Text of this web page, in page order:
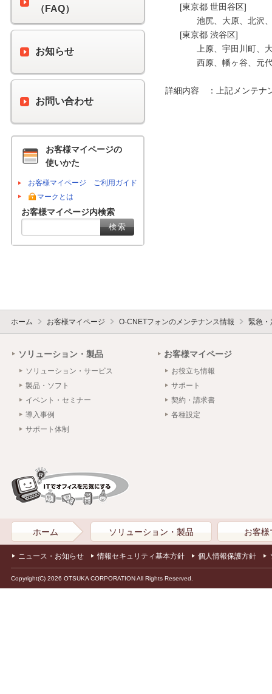
[東京都 世田谷区]
池尻、大原、北沢、
[東京都 渋谷区]
上原、宇田川町、大山
西原、幡ヶ谷、元代々
（FAQ）
お知らせ
お問い合わせ
お客様マイページの
使いかた
お客様マイページ ご利用ガイド
マークとは
お客様マイページ内検索
ホーム お客様マイページ O-CNETフォンのメンテナンス情報 緊急・
ソリューション・製品
ソリューション・サービス
製品・ソフト
イベント・セミナー
導入事例
サポート体制
お客様マイページ
お役立ち情報
サポート
契約・請求書
各種設定
ホーム ソリューション・製品 お客様
ニュース・お知らせ 情報セキュリティ基本方針 個人情報保護方針
Copyright(C) 2026 OTSUKA CORPORATION All Rights Reserved.